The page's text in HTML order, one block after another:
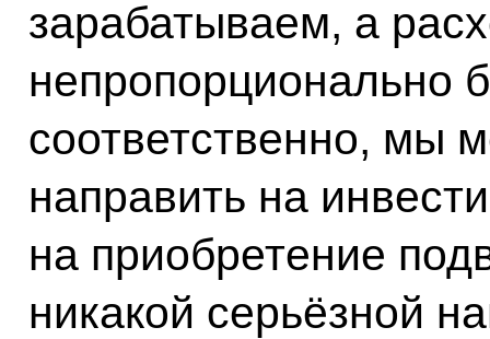
зарабатываем, а
непропорционально
соответственно, мы
направить на
на приобретение
никакой серьёзной